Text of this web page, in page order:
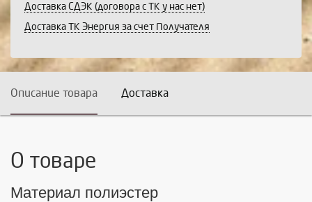
Доставка СДЭК (договора с ТК у нас нет)
Доставка ТК Энергия за счет Получателя
Описание товара Доставка
О товаре
Материал полиэстер